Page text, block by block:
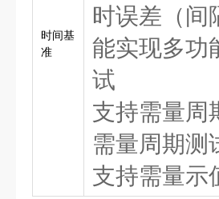
时间基
准
时误差（间
能实现多功
试
支持需量周
需量周期测
支持需量示